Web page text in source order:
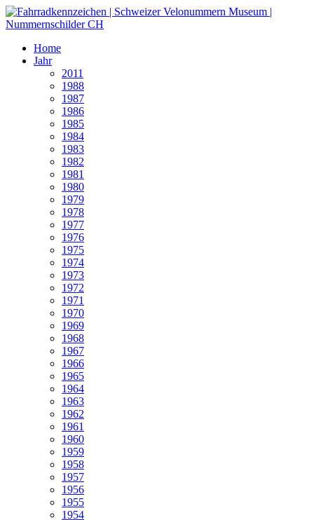
Home
Jahr
2011
1988
1987
1986
1985
1984
1983
1982
1981
1980
1979
1978
1977
1976
1975
1974
1973
1972
1971
1970
1969
1968
1967
1966
1965
1964
1963
1962
1961
1960
1959
1958
1957
1956
1955
1954